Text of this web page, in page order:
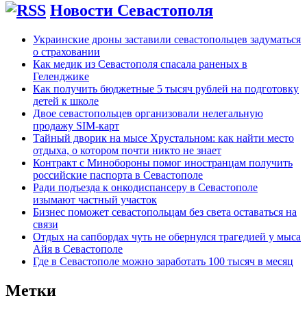
Новости Севастополя
Украинские дроны заставили севастопольцев задуматься
о страховании
Как медик из Севастополя спасала раненых в
Геленджике
Как получить бюджетные 5 тысяч рублей на подготовку
детей к школе
Двое севастопольцев организовали нелегальную
продажу SIM-карт
Тайный дворик на мысе Хрустальном: как найти место
отдыха, о котором почти никто не знает
Контракт с Минобороны помог иностранцам получить
российские паспорта в Севастополе
Ради подъезда к онкодиспансеру в Севастополе
изымают частный участок
Бизнес поможет севастопольцам без света оставаться на
связи
Отдых на сапбордах чуть не обернулся трагедией у мыса
Айя в Севастополе
Где в Севастополе можно заработать 100 тысяч в месяц
Метки